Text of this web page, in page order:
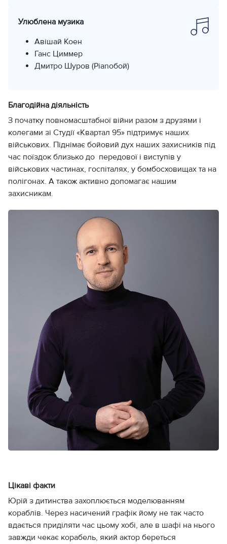
Улюблена музика
Авішай Коен
Ганс Циммер
Дмитро Шуров (Pianoбой)
Благодійна діяльність
З початку повномасштабної війни разом з друзями і
колегами зі Студії «Квартал 95» підтримує наших
військових. Піднімає бойовий дух наших захисників під
час поїздок близько до передової і виступів у
військових частинах, госпіталях, у бомбосховищах та на
полігонах. А також активно допомагає нашим
захисникам.
Цікаві факти
Юрій з дитинства захоплюється моделюванням
кораблів. Через насичений графік йому не так часто
вдається приділяти час цьому хобі, але в шафі на нього
завжди чекає корабель, який актор береться